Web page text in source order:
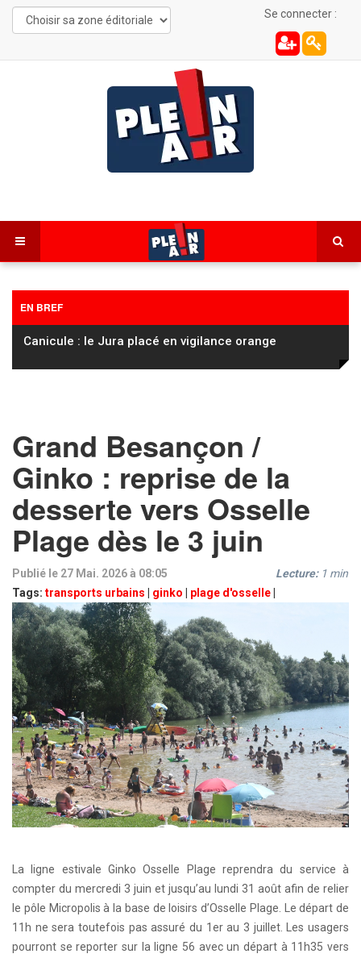
Se connecter :
EN BREF
Canicule : le Jura placé en vigilance orange
Grand Besançon /
Ginko : reprise de la
desserte vers Osselle
Plage dès le 3 juin
Publié le 27 Mai. 2026 à 08:05
Tags: transports urbains ginko plage d'osselle
Lecture: 1 min
La ligne estivale Ginko Osselle Plage reprendra du service à
compter du mercredi 3 juin et jusqu’au lundi 31 août afin de relier
le pôle Micropolis à la base de loisirs d’Osselle Plage. Le départ de
11h ne sera toutefois pas assuré du 1er au 3 juillet. Les usagers
pourront se reporter sur la ligne 56 avec un départ à 11h35 vers